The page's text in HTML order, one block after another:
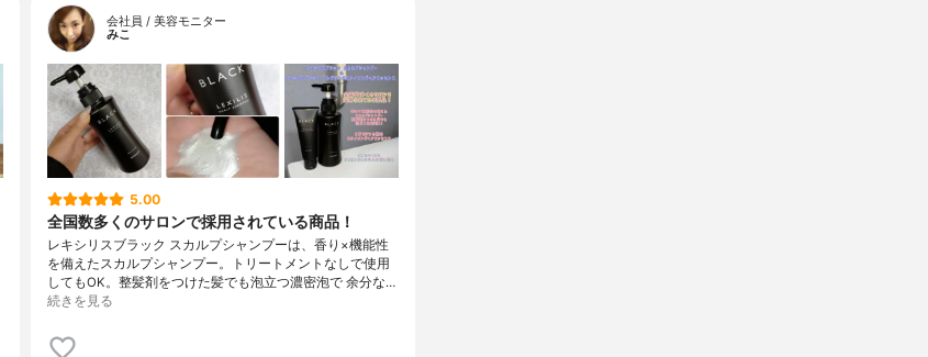
会社員 / 美容モニター
みこ
5.00
全国数多くのサロンで採用されている商品！
レキシリスブラック スカルプシャンプーは、香り×機能性
を備えたスカルプシャンプー。トリートメントなしで使用
してもOK。整髪剤をつけた髪でも泡立つ濃密泡で 余分な…
続きを見る